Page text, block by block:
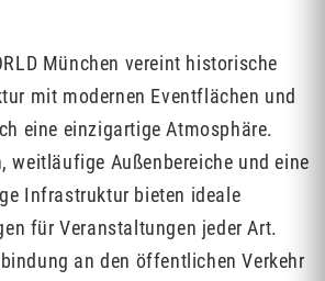
München vereint historische
mit modernen Eventflächen und
eine einzigartige Atmosphäre.
weitläufige Außenbereiche und eine
Infrastruktur bieten ideale
für Veranstaltungen jeder Art.
an den öffentlichen Verkehr